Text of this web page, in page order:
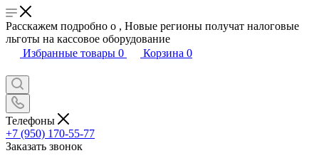
Расскажем подробно о , Новые регионы получат налоговые
льготы на кассовое оборудование
Избранные товары 0 Корзина 0
Телефоны
+7 (950) 170-55-77
Заказать звонок